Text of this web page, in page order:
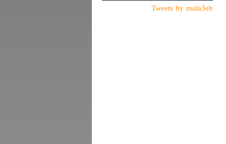
Tweets by mala3eb